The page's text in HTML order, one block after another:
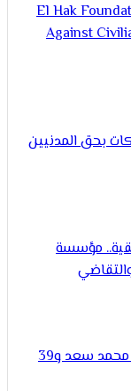
El Hak
محكمة الجنايات تؤجل محاكمة أحمد محمد سعد و39